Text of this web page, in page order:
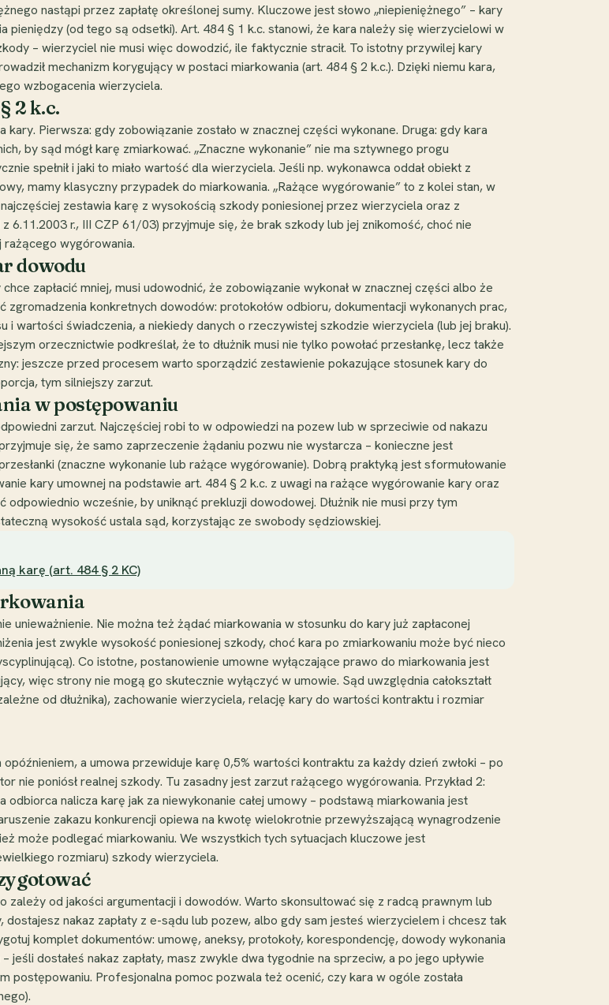
nastąpi przez zapłatę określonej sumy. Kluczowe jest słowo „niepieniężnego” – kary
pieniędzy (od tego są odsetki). Art. 484 § 1 k.c. stanowi, że kara należy się wierzycielowi w
– wierzyciel nie musi więc dowodzić, ile faktycznie stracił. To istotny przywilej kary
mechanizm korygujący w postaci miarkowania (art. 484 § 2 k.c.). Dzięki niemu kara,
wzbogacenia wierzyciela.
2 k.c.
Pierwsza: gdy zobowiązanie zostało w znacznej części wykonane. Druga: gdy kara
by sąd mógł karę zmiarkować. „Znaczne wykonanie” nie ma sztywnego progu
spełnił i jaki to miało wartość dla wierzyciela. Jeśli np. wykonawca oddał obiekt z
mamy klasyczny przypadek do miarkowania. „Rażące wygórowanie” to z kolei stan, w
zestawia karę z wysokością szkody poniesionej przez wierzyciela oraz z
6.11.2003 r., III CZP 61/03) przyjmuje się, że brak szkody lub jej znikomość, choć nie
rażącego wygórowania.
dowodu
zapłacić mniej, musi udowodnić, że zobowiązanie wykonał w znacznej części albo że
konkretnych dowodów: protokołów odbioru, dokumentacji wykonanych prac,
wartości świadczenia, a niekiedy danych o rzeczywistej szkodzie wierzyciela (lub jej braku).
orzecznictwie podkreślał, że to dłużnik musi nie tylko powołać przesłankę, lecz także
jeszcze przed procesem warto sporządzić zestawienie pokazujące stosunek kary do
tym silniejszy zarzut.
w postępowaniu
zarzut. Najczęściej robi to w odpowiedzi na pozew lub w sprzeciwie od nakazu
się, że samo zaprzeczenie żądaniu pozwu nie wystarcza – konieczne jest
(znaczne wykonanie lub rażące wygórowanie). Dobrą praktyką jest sformułowanie
kary umownej na podstawie art. 484 § 2 k.c. z uwagi na rażące wygórowanie kary oraz
wcześnie, by uniknąć prekluzji dowodowej. Dłużnik nie musi przy tym
wysokość ustala sąd, korzystając ze swobody sędziowskiej.
karę (art. 484 § 2 KC)
unieważnienie. Nie można też żądać miarkowania w stosunku do kary już zapłaconej
jest zwykle wysokość poniesionej szkody, choć kara po zmiarkowaniu może być nieco
Co istotne, postanowienie umowne wyłączające prawo do miarkowania jest
więc strony nie mogą go skutecznie wyłączyć w umowie. Sąd uwzględnia całokształt
od dłużnika), zachowanie wierzyciela, relację kary do wartości kontraktu i rozmiar
a umowa przewiduje karę 0,5% wartości kontraktu za każdy dzień zwłoki – po
nie poniósł realnej szkody. Tu zasadny jest zarzut rażącego wygórowania. Przykład 2:
nalicza karę jak za niewykonanie całej umowy – podstawą miarkowania jest
zakazu konkurencji opiewa na kwotę wielokrotnie przewyższającą wynagrodzenie
może podlegać miarkowaniu. We wszystkich tych sytuacjach kluczowe jest
rozmiaru) szkody wierzyciela.
od jakości argumentacji i dowodów. Warto skonsultować się z radcą prawnym lub
nakaz zapłaty z e-sądu lub pozew, albo gdy sam jesteś wierzycielem i chcesz tak
komplet dokumentów: umowę, aneksy, protokoły, korespondencję, dowody wykonania
dostałeś nakaz zapłaty, masz zwykle dwa tygodnie na sprzeciw, a po jego upływie
postępowaniu. Profesjonalna pomoc pozwala też ocenić, czy kara w ogóle została